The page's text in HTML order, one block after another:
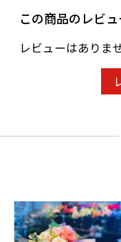
この商品のレビ
レビューはありま